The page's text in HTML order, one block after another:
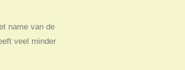
name van de
veel minder